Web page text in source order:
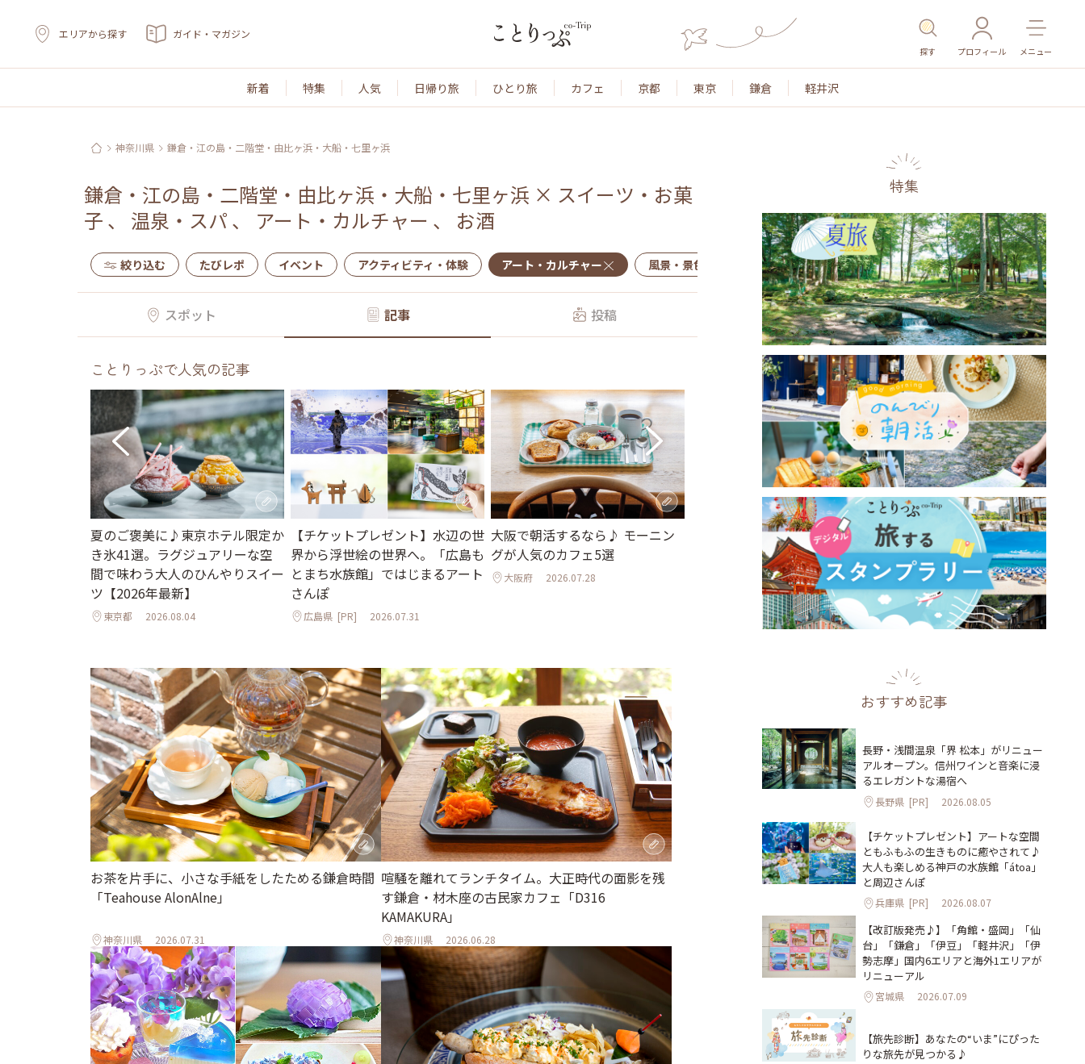
エリアから探す ガイド・マガジン
探す プロフィール メニュー
新着 特集 人気 日帰り旅 ひとり旅 カフェ 京都 東京 鎌倉 軽井沢
神奈川県 鎌倉・江の島・二階堂・由比ヶ浜・大船・七里ヶ浜
鎌倉・江の島・二階堂・由比ヶ浜・大船・七里ヶ浜 × スイーツ・お菓
子 、 温泉・スパ 、 アート・カルチャー 、 お酒
絞り込む たびレポ イベント アクティビティ・体験 アート・カルチャー 風景・景色 名所・旧跡 温泉・スパ その他施設 ごはん
スポット 記事 投稿
ことりっぷで人気の記事
夏のご褒美に♪東京ホテル限定か
き氷41選。ラグジュアリーな空
間で味わう大人のひんやりスイー
ツ【2026年最新】
東京都 2026.08.04
【チケットプレゼント】水辺の世
界から浮世絵の世界へ。「広島も
とまち水族館」ではじまるアート
さんぽ
広島県 [PR] 2026.07.31
大阪で朝活するなら♪ モーニン
グが人気のカフェ5選
大阪府 2026.07.28
季節のパフェを味わいに♪ アン
ティークに囲まれて、時間を忘れ
て過ごしたくなるカフェ／浅草
「annorum cafe」
2026.08.01
お茶を片手に、小さな手紙をしたためる鎌倉時間
「Teahouse AlonAlne」
神奈川県 2026.07.31
喧騒を離れてランチタイム。大正時代の面影を残
す鎌倉・材木座の古民家カフェ「D316
KAMAKURA」
神奈川県 2026.06.28
特集
おすすめ記事
長野・浅間温泉「界 松本」がリニュー
アルオープン。信州ワインと音楽に浸
るエレガントな湯宿へ
長野県 [PR] 2026.08.05
【チケットプレゼント】アートな空間
ともふもふの生きものに癒やされて♪
大人も楽しめる神戸の水族館「átoa」
と周辺さんぽ
兵庫県 [PR] 2026.08.07
【改訂版発売♪】「角館・盛岡」「仙
台」「鎌倉」「伊豆」「軽井沢」「伊
勢志摩」国内6エリアと海外1エリアが
リニューアル
宮城県 2026.07.09
【旅先診断】あなたの“いま”にぴった
りな旅先が見つかる♪